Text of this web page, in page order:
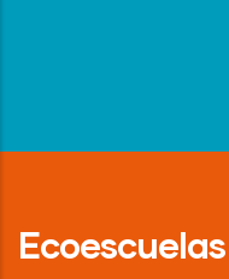
Ecoescuelas